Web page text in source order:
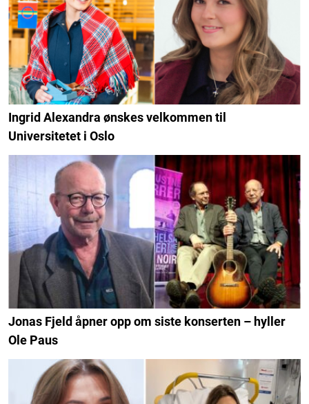
Ingrid Alexandra ønskes velkommen til
Universitetet i Oslo
Jonas Fjeld åpner opp om siste konserten – hyller
Ole Paus